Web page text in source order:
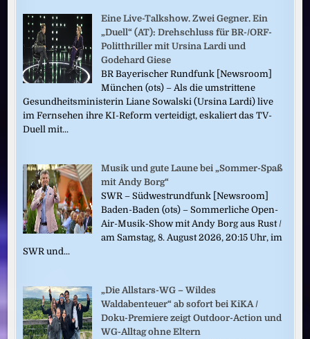
Eine Live-Talkshow. Zwei Gegner. Ein
„Duell“ (AT): Drehschluss für BR-/ORF-
Politthriller mit Ursina Lardi und
Godehard Giese
BR Bayerischer Rundfunk [Newsroom]
München (ots) – Als die umstrittene
Gesundheitsministerin Liane Sowalski (Ursina Lardi) live
im Fernsehen ihre KI-Reform verteidigt, eskaliert das TV-
Duell mit...
Musik und gute Laune bei „Sommer-Spaß
mit Andy Borg“
SWR – Südwestrundfunk [Newsroom]
Baden-Baden (ots) – Sommerliche Open-
Air-Musik-Show mit Andy Borg aus Rust /
am Samstag, 8. August 2026, 20:15 Uhr, im
SWR und...
„Die Allstars-WG – Wildes
Waldabenteuer“ ab sofort bei KiKA /
Doku-Premiere zeigt Outdoor-Action und
WG-Alltag ohne Eltern